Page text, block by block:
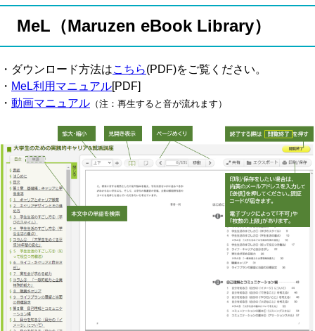
MeL（Maruzen eBook Library）
・ダウンロード方法はこちら(PDF)をご覧ください。
・ MeL利用マニュアル[PDF]
・ 動画マニュアル （注：再生すると音が流れます）